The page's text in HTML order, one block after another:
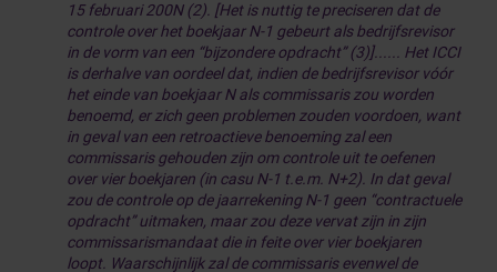
15 februari 200N (2). [Het is nuttig te preciseren dat de
controle over het boekjaar N-1 gebeurt als bedrijfsrevisor
in de vorm van een “bijzondere opdracht” (3)]...... Het ICCI
is derhalve van oordeel dat, indien de bedrijfsrevisor vóór
het einde van boekjaar N als commissaris zou worden
benoemd, er zich geen problemen zouden voordoen, want
in geval van een retroactieve benoeming zal een
commissaris gehouden zijn om controle uit te oefenen
over vier boekjaren (in casu N-1 t.e.m. N+2). In dat geval
zou de controle op de jaarrekening N-1 geen “contractuele
opdracht” uitmaken, maar zou deze vervat zijn in zijn
commissarismandaat die in feite over vier boekjaren
loopt. Waarschijnlijk zal de commissaris evenwel de